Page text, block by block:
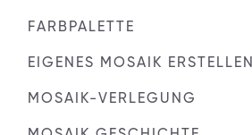
FARBPALETTE
EIGENES MOSAIK ERSTELLEN
MOSAIK-VERLEGUNG